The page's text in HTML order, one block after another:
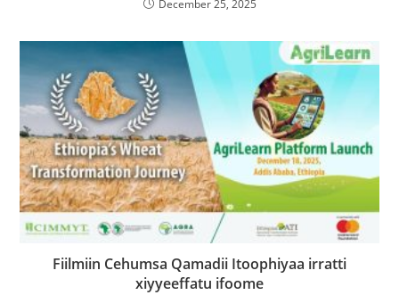
December 25, 2025
Fiilmiin Cehumsa Qamadii Itoophiyaa irratti
xiyyeeffatu ifoome